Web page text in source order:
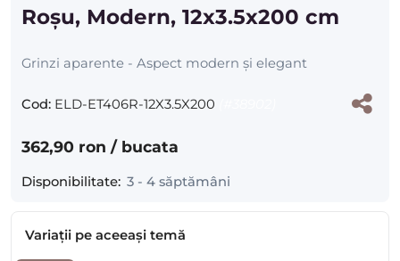
Roșu, Modern, 12x3.5x200 cm
Grinzi aparente - Aspect modern și elegant
Cod: ELD-ET406R-12X3.5X200
362,90 ron / bucata
Disponibilitate: 3 - 4 săptămâni
Variații pe aceeași temă